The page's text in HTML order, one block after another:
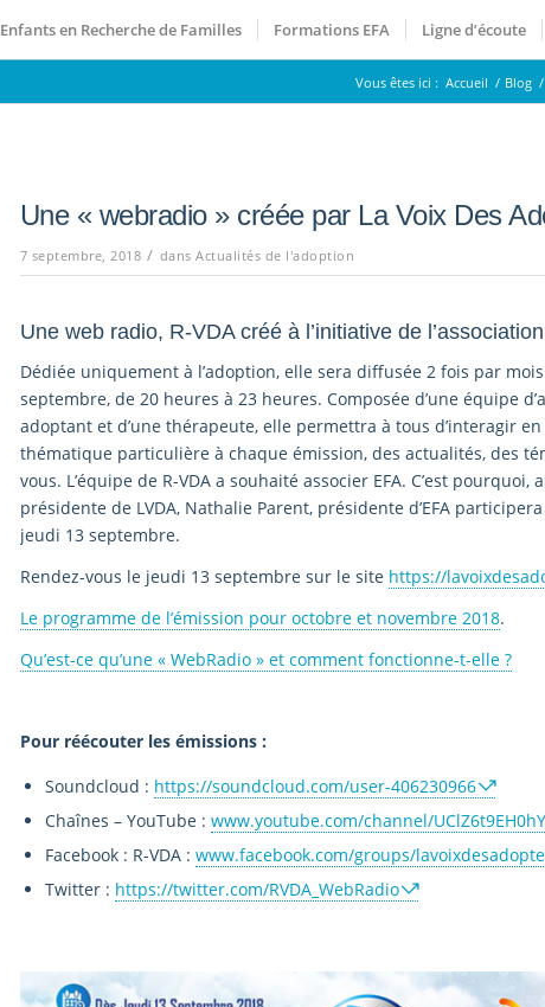
Enfants en Recherche de Familles Formations EFA Ligne d’écoute
Vous êtes ici : Accueil / Blog /
Une « webradio » créée par La Voix Des
7 septembre, 2018 / dansActualités de l'adoption
Une web radio, R-VDA créé à l’initiative de
Dédiée uniquement à l’adoption, elle sera diffusée 2 fois par
septembre, de 20 heures à 23 heures. Composée d’une équipe
adoptant et d’une thérapeute, elle permettra à tous d’interagir
thématique particulière à chaque émission, des actualités, des
vous. L’équipe de R-VDA a souhaité associer EFA. C’est pourquoi,
présidente de LVDA, Nathalie Parent, présidente d’EFA
jeudi 13 septembre.
Rendez-vous le jeudi 13 septembre sur le site https://
Le programme de l’émission pour octobre et novembre 2018.
Qu’est-ce qu’une « WebRadio » et comment fonctionne-t-elle ?
Pour réécouter les émissions :
Soundcloud : https://soundcloud.com/user-406230966
Chaînes – YouTube : www.youtube.com/channel/
Facebook : R-VDA : www.facebook.com/groups/
Twitter : https://twitter.com/RVDA_WebRadio